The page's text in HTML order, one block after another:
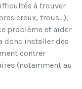
à trouver
creux, trous...),
problème et aider
donc installer des
contrer
(notamment au